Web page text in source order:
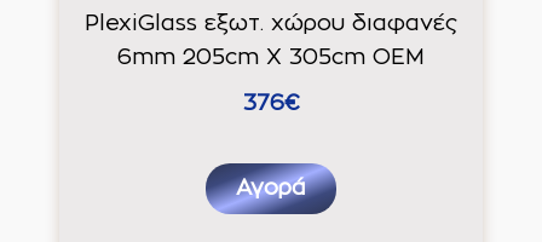
PlexiGlass εξωτ. χώρου διαφανές
6mm 205cm X 305cm ΟΕΜ
376€
Αγορά